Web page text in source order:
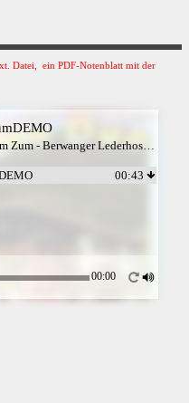
Datei, ein PDF-Notenblatt mit der
Zum Zum Zum - Berwanger Lederhosen Duo
00:43
00:00